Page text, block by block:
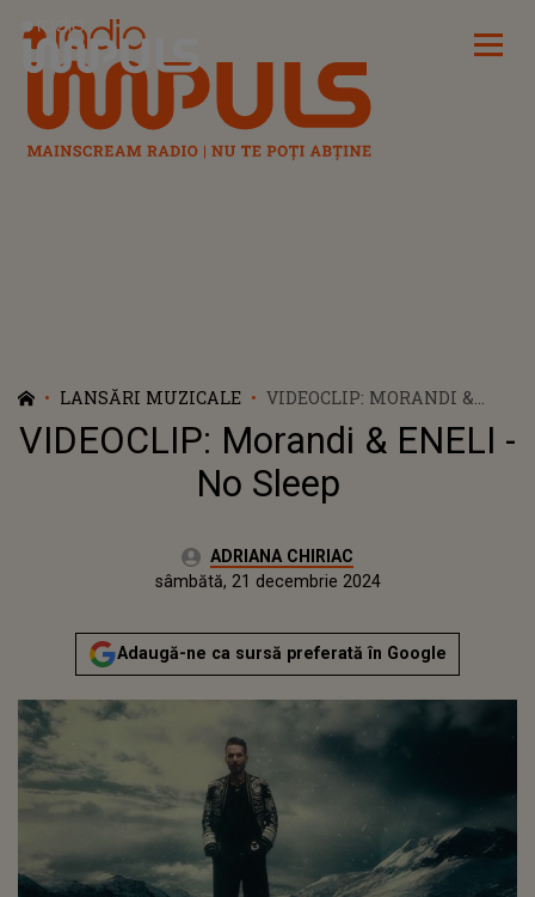
Radio Impuls
LANSĂRI MUZICALE
VIDEOCLIP: MORANDI &
ENELI - NO SLEEP
VIDEOCLIP: Morandi & ENELI -
No Sleep
Autor:ADRIANA CHIRIAC
Publicat:
sâmbătă, 21 decembrie 2024
Adaugă-ne ca sursă preferată în Google